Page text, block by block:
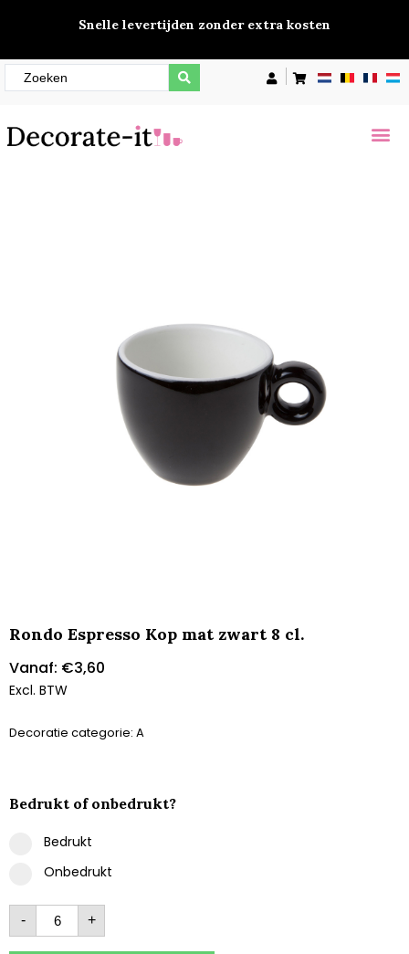
Rondo Espresso Kop mat zwart 8 cl.
Vanaf: €3,60
Excl. BTW
Decoratie categorie: A
Bedrukt of onbedrukt?
Bedrukt
Onbedrukt
- +